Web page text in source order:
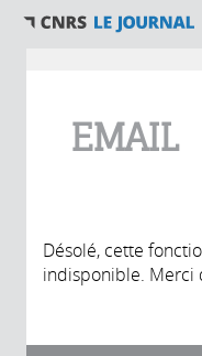
EMAIL
Désolé, cette
indisponible. Merci